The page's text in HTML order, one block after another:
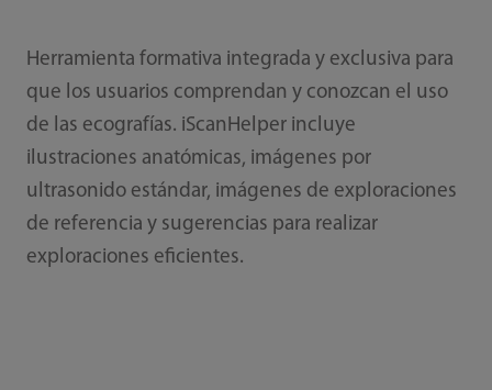
Herramienta formativa integrada y exclusiva para
que los usuarios comprendan y conozcan el uso
de las ecografías. iScanHelper incluye
ilustraciones anatómicas, imágenes por
ultrasonido estándar, imágenes de exploraciones
de referencia y sugerencias para realizar
exploraciones eficientes.